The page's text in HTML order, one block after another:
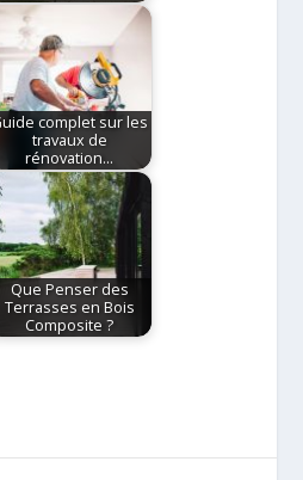
complet sur les
travaux de
rénovation…
Que Penser des
Terrasses en Bois
Composite ?